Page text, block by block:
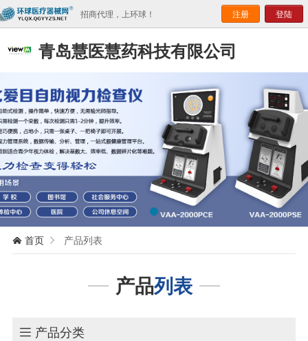
招商代理，上环球！ 注册 登陆
青岛慧医慧药科技有限公司
 首页  产品列表
产品列表
 产品分类